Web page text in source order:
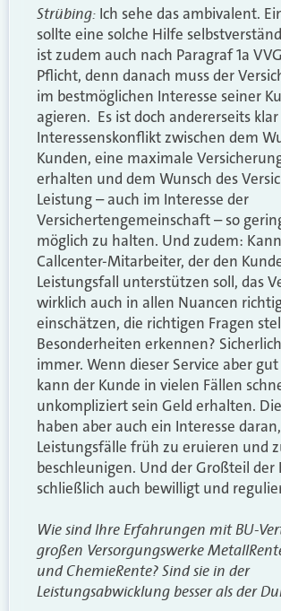
Strübing: Ich sehe das ambivalent.
sollte eine solche Hilfe
ist zudem auch nach Paragraf 1a
Pflicht, denn danach muss der
im bestmöglichen Interesse seiner
agieren. Es ist doch andererseits
Interessenskonflikt zwischen dem
Kunden, eine maximale
erhalten und dem Wunsch des
Leistung – auch im Interesse der
Versichertengemeinschaft – so
möglich zu halten. Und zudem:
Callcenter-Mitarbeiter, der den
Leistungsfall unterstützen soll, das
wirklich auch in allen Nuancen
einschätzen, die richtigen Fragen
Besonderheiten erkennen?
immer. Wenn dieser Service aber
kann der Kunde in vielen Fällen
unkompliziert sein Geld erhalten.
haben aberauch ein Interesse
Leistungsfälle früh zu eruieren und
beschleunigen. Und der Großteil der
schließlich auch bewilligt und
Wie sind Ihre Erfahrungen mit BU-
großen Versorgungswerke
und ChemieRente? Sind sie in der
Leistungsabwicklung besser als der